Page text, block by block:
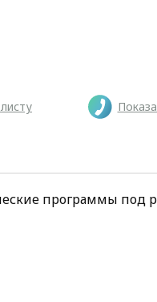
программы под